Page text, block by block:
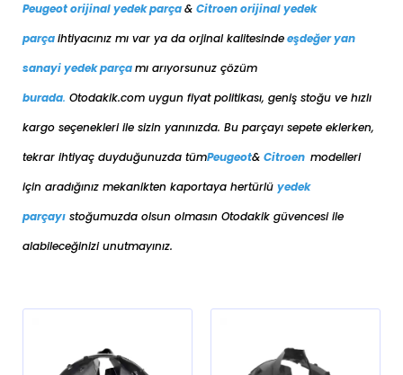
Peugeot orijinal yedek parça& Citroen orijinal yedek
parçaihtiyacınız mı var ya da orjinal kalitesindeeşdeğeryan
sanayi yedek parçamı arıyorsunuz çözüm
burada. Otodakik.com uygun fiyat politikası, geniş stoğu ve hızlı
kargo seçenekleri ile sizin yanınızda. Bu parçayı sepete eklerken,
tekrar ihtiyaç duyduğunuzda tümPeugeot& Citroen modelleri
için aradığınız mekanikten kaportaya hertürlü yedek
parçayı stoğumuzda olsun olmasın Otodakik güvencesi ile
alabileceğinizi unutmayınız.